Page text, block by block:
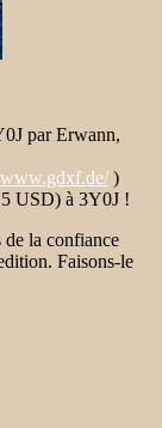
par Erwann,
)
USD) à 3Y0J !
de la confiance
Faisons-le